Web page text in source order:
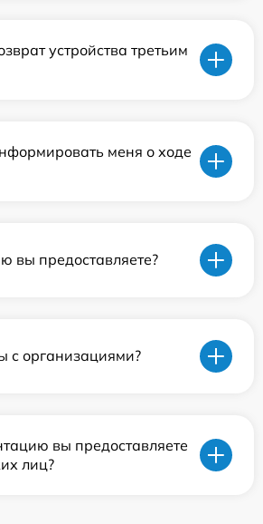
устройства третьим
меня о ходе
вы предоставляете?
с организациями?
вы предоставляете
лиц?